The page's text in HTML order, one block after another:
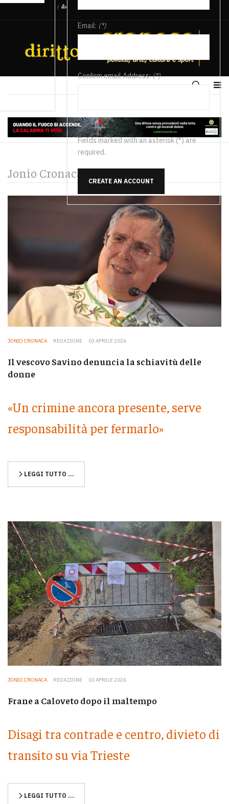
/
Email: (*)
Confirm email Address:(*)
Fields marked with an asterisk (*) are
required.
CREATE AN ACCOUNT
Jonio Cronaca
JONIO CRONACA REDAZIONE 03 APRILE 2026
Il vescovo Savino denuncia la schiavitù delle
donne
«Un crimine ancora presente, serve
responsabilità per fermarlo»
LEGGI TUTTO …
JONIO CRONACA REDAZIONE 03 APRILE 2026
Frane a Caloveto dopo il maltempo
Disagi tra contrade e centro, divieto di
transito su via Trieste
LEGGI TUTTO …